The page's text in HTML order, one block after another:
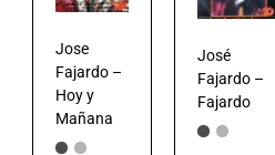
Jose
Fajardo –
Hoy y
Mañana
José
Fajardo –
Fajardo